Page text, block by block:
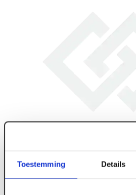
Toestemming Details